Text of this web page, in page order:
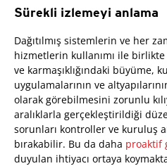
Sürekli izlemeyi anlama
Dağıtılmış sistemlerin ve her
hizmetlerin kullanımı ile
ve karmaşıklığındaki büyüme,
uygulamalarının ve
olarak görebilmesini zorunlu
aralıklarla gerçekleştirildiği
sorunları kontroller ve kuruluş
bırakabilir. Bu da daha proaktif
duyulan ihtiyacı ortaya